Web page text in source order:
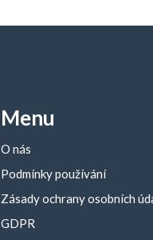
Menu
O nás
Podmínky používání
Zásady ochrany osobních
GDPR